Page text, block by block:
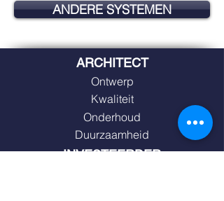
ANDERE SYSTEMEN
ARCHITECT
Ontwerp
Kwaliteit
Onderhoud
Duurzaamheid
INVESTEERDER